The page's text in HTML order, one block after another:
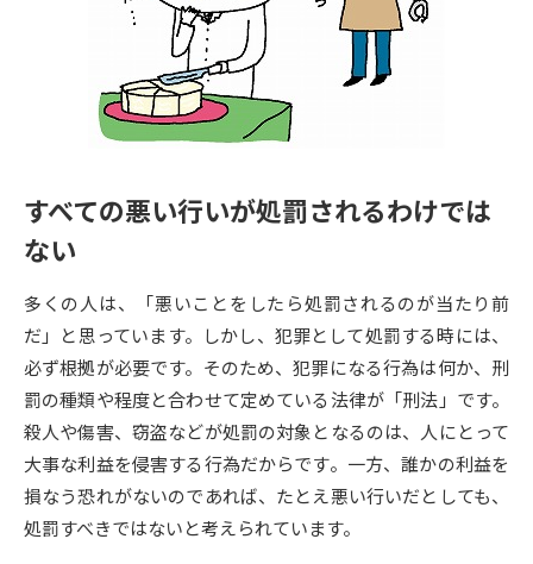
専門学校の資料請求 大学院の資料請求
留学・進学関連、塾・予備校
大学入学共通テスト「受験案
内」の請求
大学入学共通テスト「受験上の
高等学校卒業程度認定試験
幼稚園教員資格認定試験 小学校教員資格認定試験
高等学校（情報）教員資格認定
大学研究 大学検索
大学で学べる内容や特徴を調べる
新増設大学・学部・学科特集
国際・グローバルに強い大学特
集
すべての悪い行いが処罰されるわけでは
ない
多くの人は、「悪いことをしたら処罰されるのが当たり前
だ」と思っています。しかし、犯罪として処罰する時には、
必ず根拠が必要です。そのため、犯罪になる行為は何か、刑
罰の種類や程度と合わせて定めている法律が「刑法」です。
殺人や傷害、窃盗などが処罰の対象となるのは、人にとって
大事な利益を侵害する行為だからです。一方、誰かの利益を
損なう恐れがないのであれば、たとえ悪い行いだとしても、
処罰すべきではないと考えられています。